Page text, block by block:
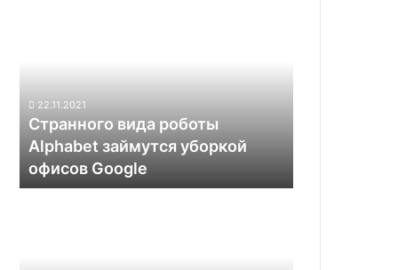
офисов
Google
22.11.2021
Странного вида роботы
Alphabet займутся уборкой
офисов Google